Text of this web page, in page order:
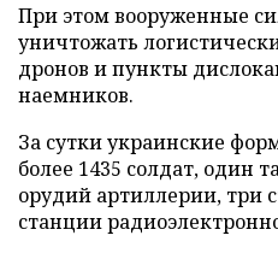
При этом вооруженные
уничтожать
дронов и пункты
наемников.
За сутки украинские
более 1435 солдат, один
орудий артиллерии, три
станции